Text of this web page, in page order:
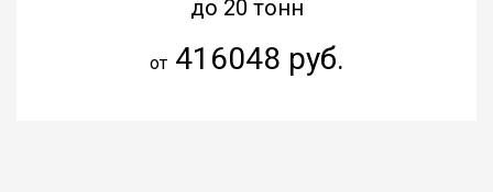
до 20 тонн
от416048 руб.